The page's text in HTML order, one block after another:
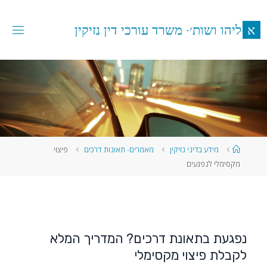
א ליהו ושות׳- משרד עורכי דין נזיקין
מידע בדיני נזיקין מאמרים- תאונות דרכים
פיצוי
מקסימלי לנפגעים
נפגעת בתאונת דרכים? המדריך המלא
לקבלת פיצוי מקסימלי